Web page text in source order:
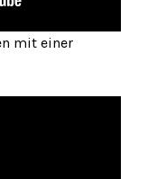
mit einer